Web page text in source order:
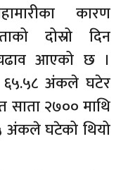
कारण
दोस्रो दिन
आएको छ ।
६५.५८ अंकले घटेर
२७०० माथि
अंकले घटेको थियो